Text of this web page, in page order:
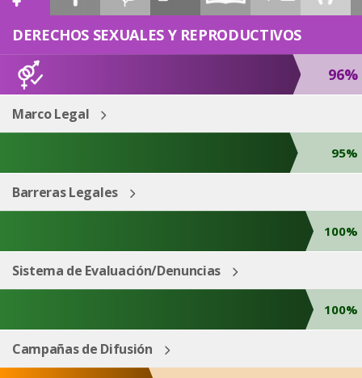
ESP ENG
DERECHOS SEXUALES Y REPRODUCTIVOS
96%
Marco Legal
95%
Barreras Legales
100%
Sistema de Evaluación/Denuncias
100%
Campañas de Difusión